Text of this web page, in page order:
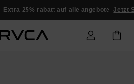
Extra 25% rabatt auf alle angebote Jetzt